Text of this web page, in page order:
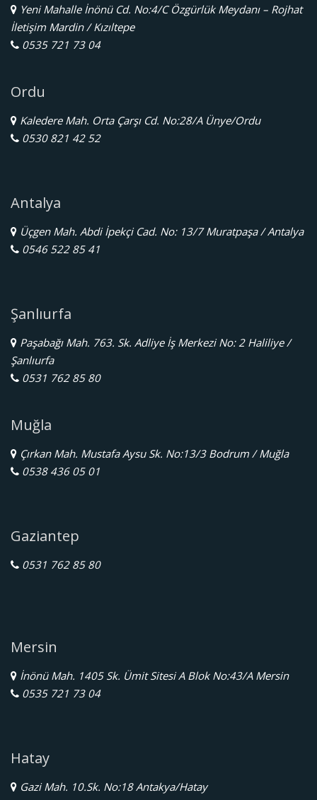
Yeni Mahalle İnönü Cd. No:4/C Özgürlük Meydanı – Rojhat
İletişim Mardin / Kızıltepe
0535 721 73 04
Ordu
Kaledere Mah. Orta Çarşı Cd. No:28/A Ünye/Ordu
0530 821 42 52
Antalya
Üçgen Mah. Abdi İpekçi Cad. No: 13/7 Muratpaşa / Antalya
0546 522 85 41
Şanlıurfa
Paşabağı Mah. 763. Sk. Adliye İş Merkezi No: 2 Haliliye /
Şanlıurfa
0531 762 85 80
Muğla
Çırkan Mah. Mustafa Aysu Sk. No:13/3 Bodrum / Muğla
0538 436 05 01
Gaziantep
0531 762 85 80
Mersin
İnönü Mah. 1405 Sk. Ümit Sitesi A Blok No:43/A Mersin
0535 721 73 04
Hatay
Gazi Mah. 10.Sk. No:18 Antakya/Hatay